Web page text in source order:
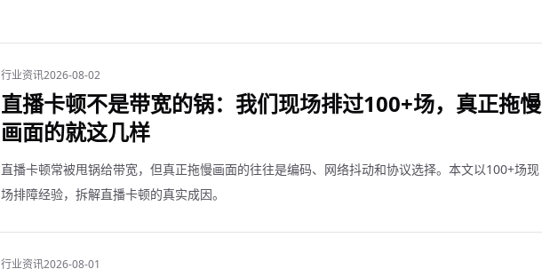
行业资讯2026-08-02
直播卡顿不是带宽的锅：我们现场排过100+场，真正拖慢
画面的就这几样
直播卡顿常被甩锅给带宽，但真正拖慢画面的往往是编码、网络抖动和协议选择。本文以100+场现
场排障经验，拆解直播卡顿的真实成因。
行业资讯2026-08-01